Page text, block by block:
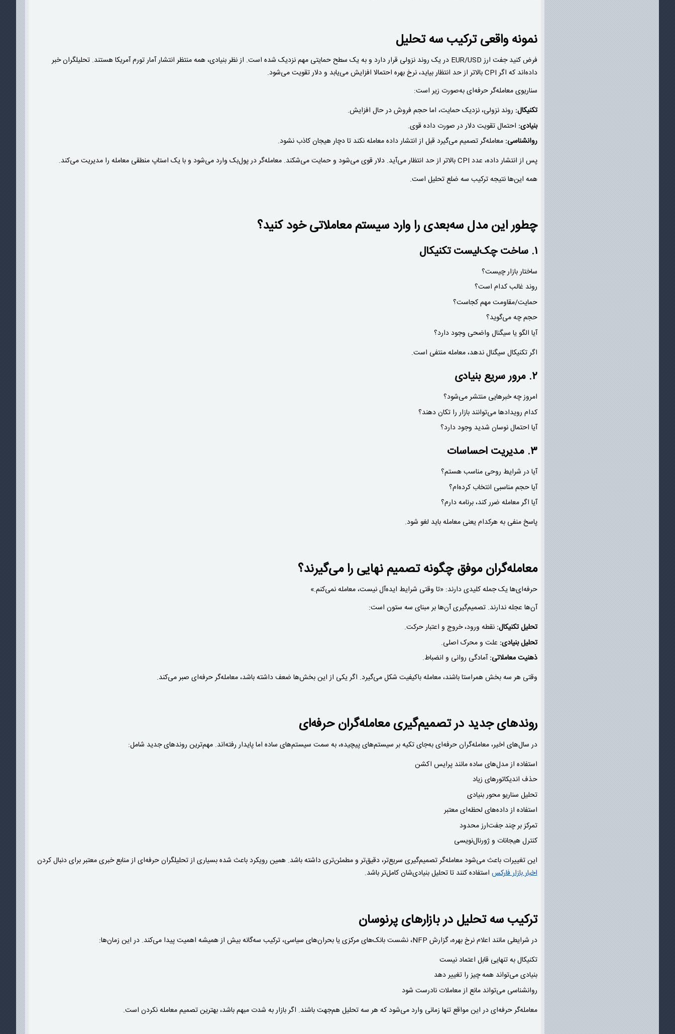
نمونه واقعی ترکیب سه تحلیل
فرض کنید جفت ارز EUR/USD در یک روند نزولی قرار دارد و به یک سطح حمایتی مهم نزدیک شده است. از نظر بنیادی، همه منتظر انتشار آمار تورم آمریکا هستند. تحلیلگران خبر
داده‌اند که اگر CPI بالاتر از حد انتظار بیاید، نرخ بهره احتمالا افزایش می‌یابد و دلار تقویت می‌شود.
سناریوی معامله‌گر حرفه‌ای به‌صورت زیر است:
تکنیکال: روند نزولی، نزدیک حمایت، اما حجم فروش در حال افزایش.
بنیادی: احتمال تقویت دلار در صورت داده قوی.
روانشناسی: معامله‌گر تصمیم می‌گیرد قبل از انتشار داده معامله نکند تا دچار هیجان کاذب نشود.
پس از انتشار داده، عدد CPI بالاتر از حد انتظار می‌آید. دلار قوی می‌شود و حمایت می‌شکند. معامله‌گر در پول‌بک وارد می‌شود و با یک استاپ منطقی معامله را مدیریت می‌کند.
همه این‌ها نتیجه ترکیب سه ضلع تحلیل است.
چطور این مدل سه‌بعدی را وارد سیستم معاملاتی خود کنید؟
۱. ساخت چک‌لیست تکنیکال
ساختار بازار چیست؟
روند غالب کدام است؟
حمایت/مقاومت مهم کجاست؟
حجم چه می‌گوید؟
آیا الگو یا سیگنال واضحی وجود دارد؟
اگر تکنیکال سیگنال ندهد، معامله منتفی است.
۲. مرور سریع بنیادی
امروز چه خبرهایی منتشر می‌شود؟
کدام رویدادها می‌توانند بازار را تکان دهند؟
آیا احتمال نوسان شدید وجود دارد؟
۳. مدیریت احساسات
آیا در شرایط روحی مناسب هستم؟
آیا حجم مناسبی انتخاب کرده‌ام؟
آیا اگر معامله ضرر کند، برنامه دارم؟
پاسخ منفی به هرکدام یعنی معامله باید لغو شود.
معامله‌گران موفق چگونه تصمیم نهایی را می‌گیرند؟
حرفه‌ای‌ها یک جمله کلیدی دارند: «تا وقتی شرایط ایده‌آل نیست، معامله نمی‌کنم.»
آن‌ها عجله ندارند. تصمیم‌گیری آن‌ها بر مبنای سه ستون است:
تحلیل تکنیکال: نقطه ورود، خروج و اعتبار حرکت.
تحلیل بنیادی: علت و محرک اصلی.
ذهنیت معاملاتی:آمادگی روانی و انضباط.
وقتی هر سه بخش همراستا باشند، معامله باکیفیت شکل می‌گیرد. اگر یکی از این بخش‌ها ضعف داشته باشد، معامله‌گر حرفه‌ای صبر می‌کند.
روندهای جدید در تصمیم‌گیری معامله‌گران حرفه‌ای
در سال‌های اخیر، معامله‌گران حرفه‌ای به‌جای تکیه بر سیستم‌های پیچیده، به سمت سیستم‌های ساده اما پایدار رفته‌اند. مهم‌ترین روندهای جدید شامل:
استفاده از مدل‌های ساده مانند پرایس اکشن
حذف اندیکاتورهای زیاد
تحلیل سناریو محور بنیادی
استفاده از داده‌های لحظه‌ای معتبر
تمرکز بر چند جفت‌ارز محدود
کنترل هیجانات و ژورنال‌نویسی
این تغییرات باعث می‌شود معامله‌گر تصمیم‌گیری سریع‌تر، دقیق‌تر و مطمئن‌تری داشته باشد. همین رویکرد باعث شده بسیاری از تحلیلگران حرفه‌ای از منابع خبری معتبر برای دنبال کردن
اخبار بازار فارکس استفاده کنند تا تحلیل بنیادی‌شان کامل‌تر باشد.
ترکیب سه تحلیل در بازارهای پرنوسان
در شرایطی مانند اعلام نرخ بهره، گزارش NFP، نشست بانک‌های مرکزی یا بحران‌های سیاسی، ترکیب سه‌گانه بیش از همیشه اهمیت پیدا می‌کند. در این زمان‌ها:
تکنیکال به تنهایی قابل اعتماد نیست
بنیادی می‌تواند همه چیز را تغییر دهد
روانشناسی می‌تواند مانع از معاملات نادرست شود
معامله‌گر حرفه‌ای در این مواقع تنها زمانی وارد می‌شود که هر سه تحلیل هم‌جهت باشند. اگر بازار به شدت مبهم باشد، بهترین تصمیم معامله نکردن است.